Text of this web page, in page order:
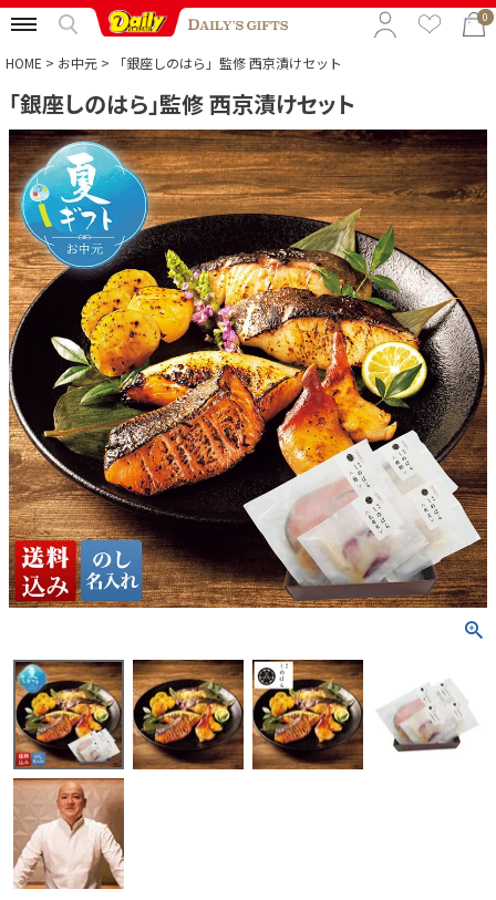
0
特集から選ぶ
予算から選ぶ
カテゴリから選ぶ
贈る相手から選ぶ
HOME お中元 「銀座しのはら」監修 西京漬けセット
「銀座しのはら」監修 西京漬けセット